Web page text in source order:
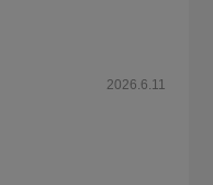
2026.6.11